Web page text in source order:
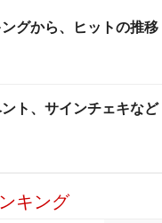
グから、ヒットの推移
ト、サインチェキなど
キング